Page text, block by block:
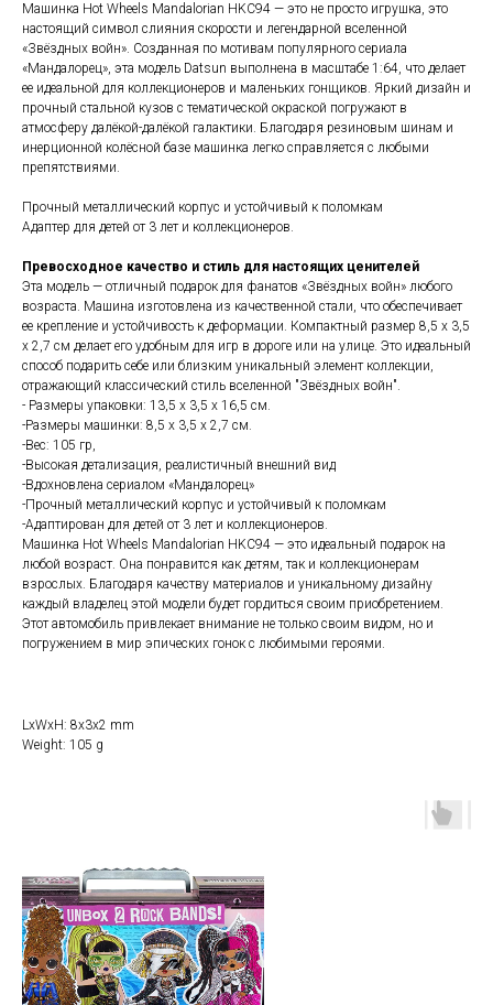
Машинка Hot Wheels Mandalorian HKC94 — это не просто игрушка, это
настоящий символ слияния скорости и легендарной вселенной
«Звёздных войн». Созданная по мотивам популярного сериала
«Мандалорец», эта модель Datsun выполнена в масштабе 1:64, что делает
ее идеальной для коллекционеров и маленьких гонщиков. Яркий дизайн и
прочный стальной кузов с тематической окраской погружают в
атмосферу далёкой-далёкой галактики. Благодаря резиновым шинам и
инерционной колёсной базе машинка легко справляется с любыми
препятствиями.
Прочный металлический корпус и устойчивый к поломкам
Адаптер для детей от 3 лет и коллекционеров.
Превосходное качество и стиль для настоящих ценителей
Эта модель — отличный подарок для фанатов «Звёздных войн» любого
возраста. Машина изготовлена ​​из качественной стали, что обеспечивает
ее крепление и устойчивость к деформации. Компактный размер 8,5 х 3,5
х 2,7 см делает его удобным для игр в дороге или на улице. Это идеальный
способ подарить себе или близким уникальный элемент коллекции,
отражающий классический стиль вселенной "Звёздных войн".
- Размеры упаковки: 13,5 х 3,5 х 16,5 см.
-Размеры машинки: 8,5 х 3,5 х 2,7 см.
-Вес: 105 гр,
-Высокая детализация, реалистичный внешний вид
-Вдохновлена ​​сериалом «Мандалорец»
-Прочный металлический корпус и устойчивый к поломкам
-Адаптирован для детей от 3 лет и коллекционеров.
Машинка Hot Wheels Mandalorian HKC94 — это идеальный подарок на
любой возраст. Она понравится как детям, так и коллекционерам
взрослых. Благодаря качеству материалов и уникальному дизайну
каждый владелец этой модели будет гордиться своим приобретением.
Этот автомобиль привлекает внимание не только своим видом, но и
погружением в мир эпических гонок с любимыми героями.
LxWxH: 8x3x2 mm
Weight: 105 g